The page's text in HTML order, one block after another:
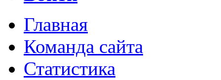
Главная
Команда сайта
Статистика